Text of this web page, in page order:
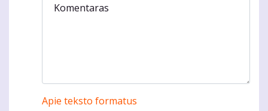
Komentaras
Apie teksto formatus